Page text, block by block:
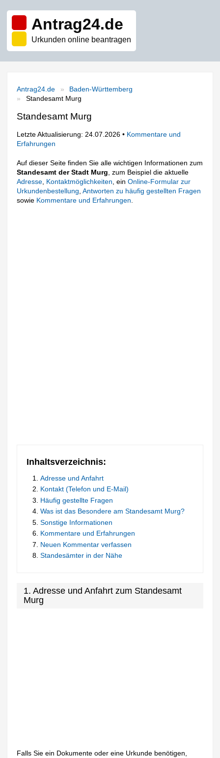
Antrag24.de
Urkunden online beantragen
Antrag24.de
Baden-Württemberg
Standesamt Murg
Standesamt Murg
Letzte Aktualisierung: 24.07.2026 • Kommentare und
Erfahrungen
Auf dieser Seite finden Sie alle wichtigen Informationen zum
Standesamt der Stadt Murg , zum Beispiel die aktuelle
Adresse Kontaktmöglichkeiten , einOnline-Formular zur
Urkundenbestellung ,Antworten zu häufig gestellten Fragen
sowie Kommentare und Erfahrungen
Inhaltsverzeichnis:
Adresse und Anfahrt
Kontakt (Telefon und E-Mail)
Häufig gestellte Fragen
Was ist das Besondere am Standesamt Murg?
Sonstige Informationen
Kommentare und Erfahrungen
Neuen Kommentar verfassen
Standesämter in der Nähe
1. Adresse und Anfahrt zum Standesamt
Murg
Falls Sie ein Dokumente oder eine Urkunde benötigen,